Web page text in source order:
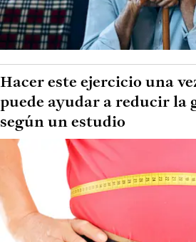
Hacer este ejercicio una
puede ayudar a reducir la
según un estudio